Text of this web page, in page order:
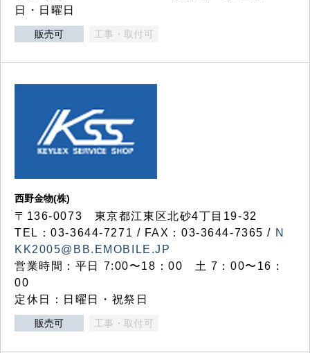
日・日曜日
販売可 工事・取付可
西野金物(株)
〒136-0073 東京都江東区北砂4丁目19-32
TEL：03‐3644‐7271 / FAX：03-3644-7365 / N
KK2005@BB.EMOBILE.JP
営業時間：平日 7:00〜18：00 土 7：00〜16：
00
定休日：日曜日・祝祭日
販売可 工事・取付可